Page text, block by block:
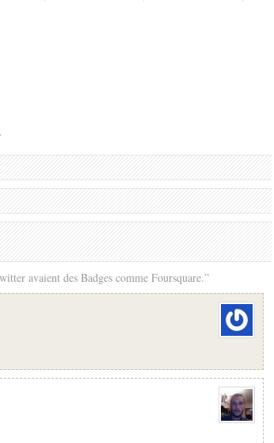
avaient des Badges comme Foursquare.”